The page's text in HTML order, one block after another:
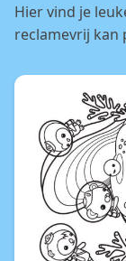
Hier vind je
reclamevrij kan